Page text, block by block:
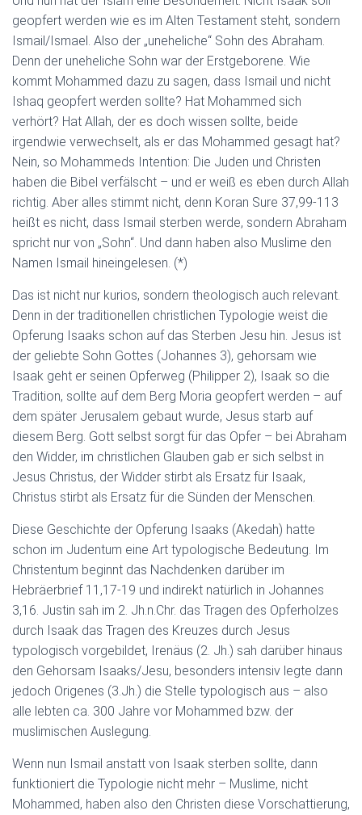
geopfert werden wie es im Alten Testament steht, sondern
Ismail/Ismael. Also der „uneheliche“ Sohn des Abraham.
Denn der uneheliche Sohn war der Erstgeborene. Wie
kommt Mohammed dazu zu sagen, dass Ismail und nicht
Ishaq geopfert werden sollte? Hat Mohammed sich
verhört? Hat Allah, der es doch wissen sollte, beide
irgendwie verwechselt, als er das Mohammed gesagt hat?
Nein, so Mohammeds Intention: Die Juden und Christen
haben die Bibel verfälscht – und er weiß es eben durch Allah
richtig. Aber alles stimmt nicht, denn Koran Sure 37,99-113
heißt es nicht, dass Ismail sterben werde, sondern Abraham
spricht nur von „Sohn“. Und dann haben also Muslime den
Namen Ismail hineingelesen. (*)
Das ist nicht nur kurios, sondern theologisch auch relevant.
Denn in der traditionellen christlichen Typologie weist die
Opferung Isaaks schon auf das Sterben Jesu hin. Jesus ist
der geliebte Sohn Gottes (Johannes 3), gehorsam wie
Isaak geht er seinen Opferweg (Philipper 2), Isaak so die
Tradition, sollte auf dem Berg Moria geopfert werden – auf
dem später Jerusalem gebaut wurde, Jesus starb auf
diesem Berg. Gott selbst sorgt für das Opfer – bei Abraham
den Widder, im christlichen Glauben gab er sich selbst in
Jesus Christus, der Widder stirbt als Ersatz für Isaak,
Christus stirbt als Ersatz für die Sünden der Menschen.
Diese Geschichte der Opferung Isaaks (Akedah) hatte
schon im Judentum eine Art typologische Bedeutung. Im
Christentum beginnt das Nachdenken darüber im
Hebräerbrief 11,17-19 und indirekt natürlich in Johannes
3,16. Justin sah im 2. Jh.n.Chr. das Tragen des Opferholzes
durch Isaak das Tragen des Kreuzes durch Jesus
typologisch vorgebildet, Irenäus (2. Jh.) sah darüber hinaus
den Gehorsam Isaaks/Jesu, besonders intensiv legte dann
jedoch Origenes (3.Jh.) die Stelle typologisch aus – also
alle lebten ca. 300 Jahre vor Mohammed bzw. der
muslimischen Auslegung.
Wenn nun Ismail anstatt von Isaak sterben sollte, dann
funktioniert die Typologie nicht mehr – Muslime, nicht
Mohammed, haben also den Christen diese Vorschattierung,